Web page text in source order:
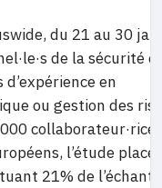
du 21 au 30
de la sécurité
en
ou gestion des
l’étude place
21% de